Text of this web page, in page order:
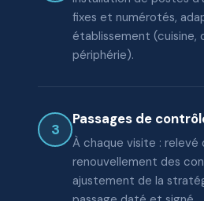
fixes et numérotés,
établissement (cuisine,
périphérie).
3
Passages de
À chaque visite : relevé
renouvellement des
ajustement de la